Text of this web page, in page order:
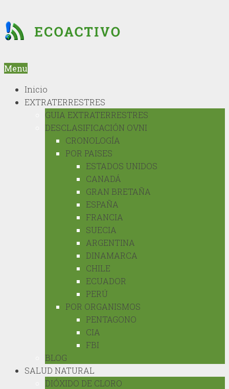
Menu
Inicio
EXTRATERRESTRES
GUIA EXTRATERRESTRES
DESCLASIFICACIÓN OVNI
CRONOLOGÍA
POR PAISES
ESTADOS UNIDOS
CANADÁ
GRAN BRETAÑA
ESPAÑA
FRANCIA
SUECIA
ARGENTINA
DINAMARCA
CHILE
ECUADOR
PERÚ
POR ORGANISMOS
PENTAGONO
CIA
FBI
BLOG
SALUD NATURAL
DIÓXIDO DE CLORO